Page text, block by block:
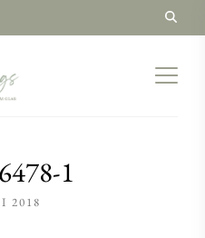
1
2018